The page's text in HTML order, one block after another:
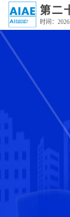
#gallery{ margin: 0 auto; }
第二
时间：